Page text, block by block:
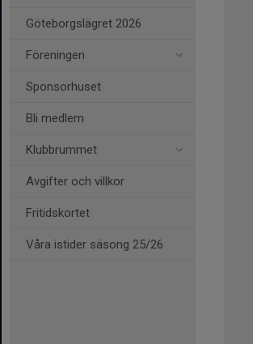
Göteborgslägret 2026
Föreningen
Sponsorhuset
Bli medlem
Klubbrummet
Avgifter och villkor
Fritidskortet
Våra istider säsong 25/26